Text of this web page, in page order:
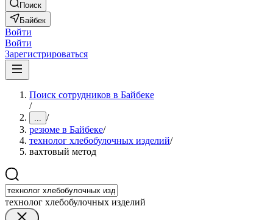
Поиск
Байбек
Войти
Войти
Зарегистрироваться
Поиск сотрудников в Байбеке
/
... /
резюме в Байбеке/
технолог хлебобулочных изделий/
вахтовый метод
технолог хлебобулочных изделий